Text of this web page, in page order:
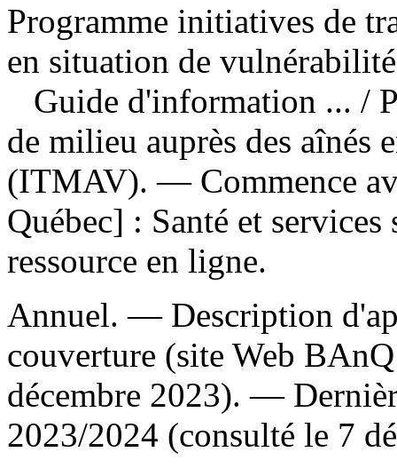
Programme initiatives de
en situation de
Guide d'information ... /
de milieu auprès des aînés
(ITMAV). — Commence
Québec] : Santé et
ressource en ligne.
Annuel. — Description
couverture (site Web
décembre 2023). —
2023/2024 (consulté le 7